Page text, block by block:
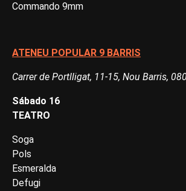
Commando 9mm
ATENEU POPULAR 9 BARRIS
Carrer de Portlligat, 11-15, Nou Barris,
Sábado 16
TEATRO
Soga
Pols
Esmeralda
Defugi